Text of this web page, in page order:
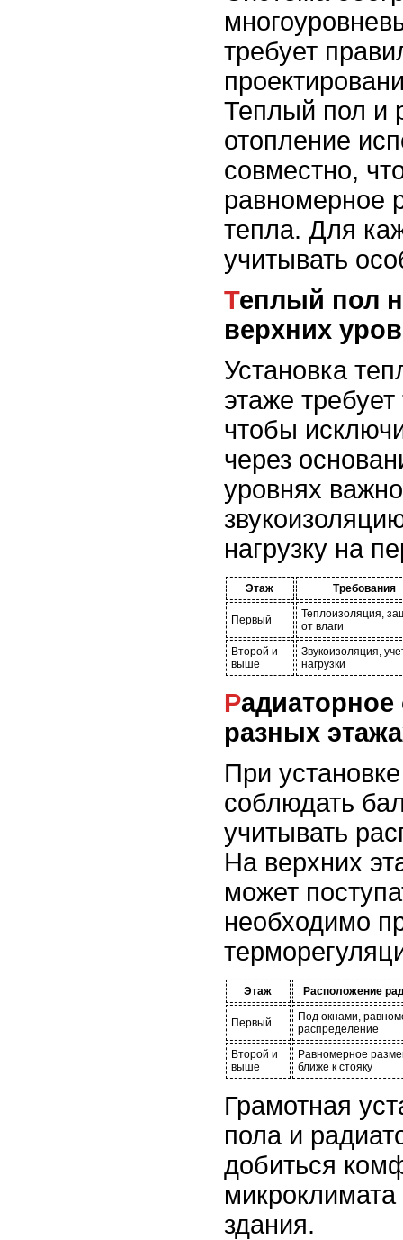
требует
Теплый пол и
отопление
совместно,
равномерное
тепла. Для
учитывать
Теплый пол на нижних и
верхних
Установка
этаже
чтобы
через
уровнях
нагрузку на
Этаж Требования
Первый
Теплоизоляция,
от влаги
Второй и
выше
Звукоизоляция,
нагрузки
Радиаторное отопление на
разных
При
соблюдать
учитывать
На верхних
может
необходимо
Этаж Расположение
Первый
Под окнами,
распределение
Второй и
выше
Равномерное
ближе к стояку
Грамотная
пола и
добиться
здания.